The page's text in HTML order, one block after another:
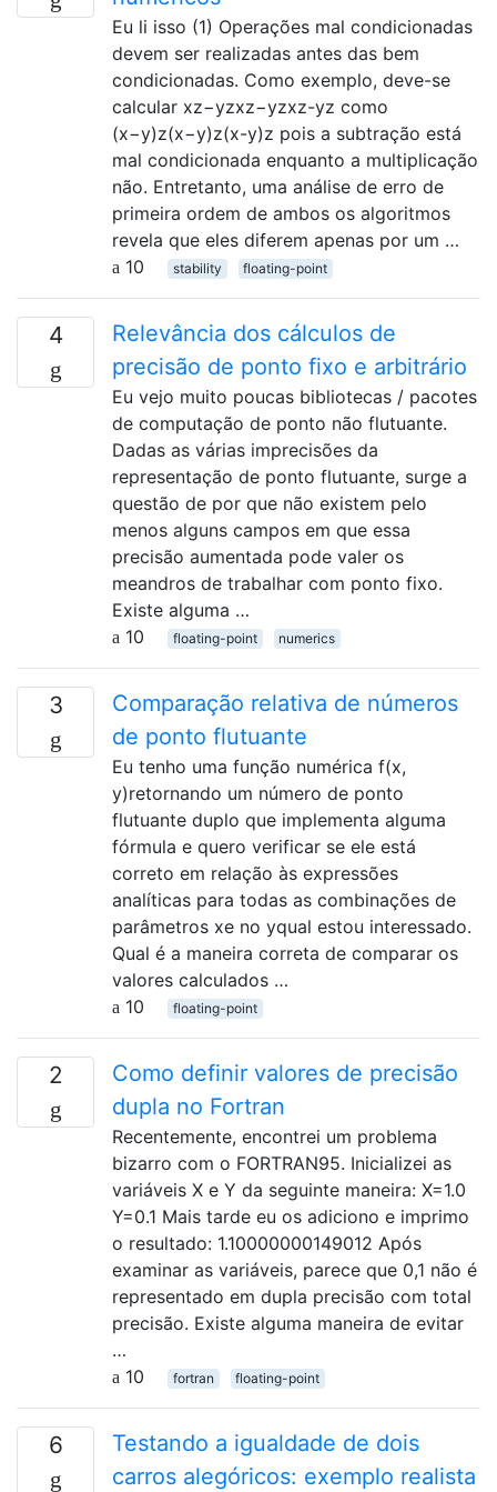
Eu li isso (1) Operações mal condicionadas
devem ser realizadas antes das bem
condicionadas. Como exemplo, deve-se
calcular xz−yzxz−yzxz-yz como
(x−y)z(x−y)z(x-y)z pois a subtração está
mal condicionada enquanto a multiplicação
não. Entretanto, uma análise de erro de
primeira ordem de ambos os algoritmos
revela que eles diferem apenas por um …
10
stability floating-point
4
Relevância dos cálculos de
precisão de ponto fixo e arbitrário
Eu vejo muito poucas bibliotecas / pacotes
de computação de ponto não flutuante.
Dadas as várias imprecisões da
representação de ponto flutuante, surge a
questão de por que não existem pelo
menos alguns campos em que essa
precisão aumentada pode valer os
meandros de trabalhar com ponto fixo.
Existe alguma …
10
floating-point numerics
3
Comparação relativa de números
de ponto flutuante
Eu tenho uma função numérica f(x,
y)retornando um número de ponto
flutuante duplo que implementa alguma
fórmula e quero verificar se ele está
correto em relação às expressões
analíticas para todas as combinações de
parâmetros xe no yqual estou interessado.
Qual é a maneira correta de comparar os
valores calculados …
10
floating-point
2
Como definir valores de precisão
dupla no Fortran
Recentemente, encontrei um problema
bizarro com o FORTRAN95. Inicializei as
variáveis ​​X e Y da seguinte maneira: X=1.0
Y=0.1 Mais tarde eu os adiciono e imprimo
o resultado: 1.10000000149012 Após
examinar as variáveis, parece que 0,1 não é
representado em dupla precisão com total
precisão. Existe alguma maneira de evitar
…
10
fortran floating-point
6
Testando a igualdade de dois
carros alegóricos: exemplo realista